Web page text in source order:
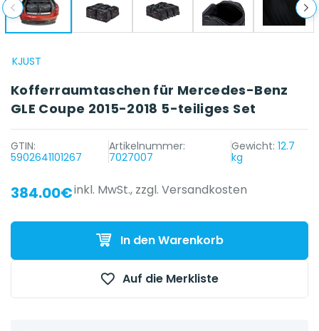
KJUST
Kofferraumtaschen für Mercedes-Benz
GLE Coupe 2015-2018 5-teiliges Set
GTIN:
5902641101267
Artikelnummer:
7027007
Gewicht:12.7
kg
{{ name }} auf {{ platform }}
384.00€inkl. MwSt., zzgl. Versandkosten
In den Warenkorb
Auf die Merkliste